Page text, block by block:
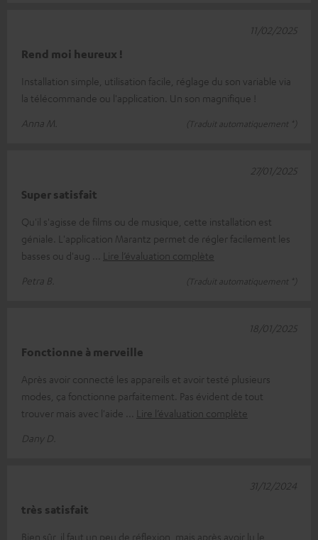
Rend moi heureux !
Installation simple, utilisation facile, réglage du son variable via
la télécommande ou l'application. Un son magnifique !
Anna M.
(Traduit automatiquement *)
11/02/2025
Super satisfait
Qu'il s'agisse de films ou de musique, cette installation est
géniale. L'application Marantz permet de régler facilement les
basses ou d'aug
Lire l’évaluation complète
Petra B.
(Traduit automatiquement *)
27/01/2025
Fonctionne à merveille
Après avoir connecté les appareils et avoir testé plusieurs
modes, ça fonctionne parfaitement. Pas évident de tout
trouver mais avec l'aide
Lire l’évaluation complète
Dany D.
18/01/2025
très satisfait
Bien sûr, il faut un peu de réflexion, mais après avoir lu le
31/12/2024